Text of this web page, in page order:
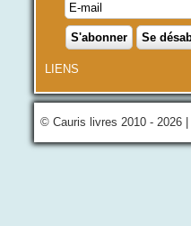
LIENS
© Cauris livres 2010 - 2026 |